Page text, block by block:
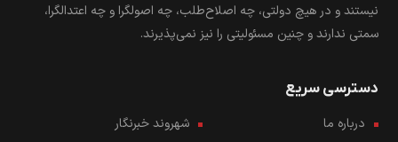
نیستند و در هیچ دولتی، چه اصلاح‌طلب، چه اصولگرا و چه اعتدالگرا،
سمتی ندارند و چنین مسئولیتی را نیز نمی‌پذیرند.
دسترسی سریع
درباره ما شهروند خبرنگار